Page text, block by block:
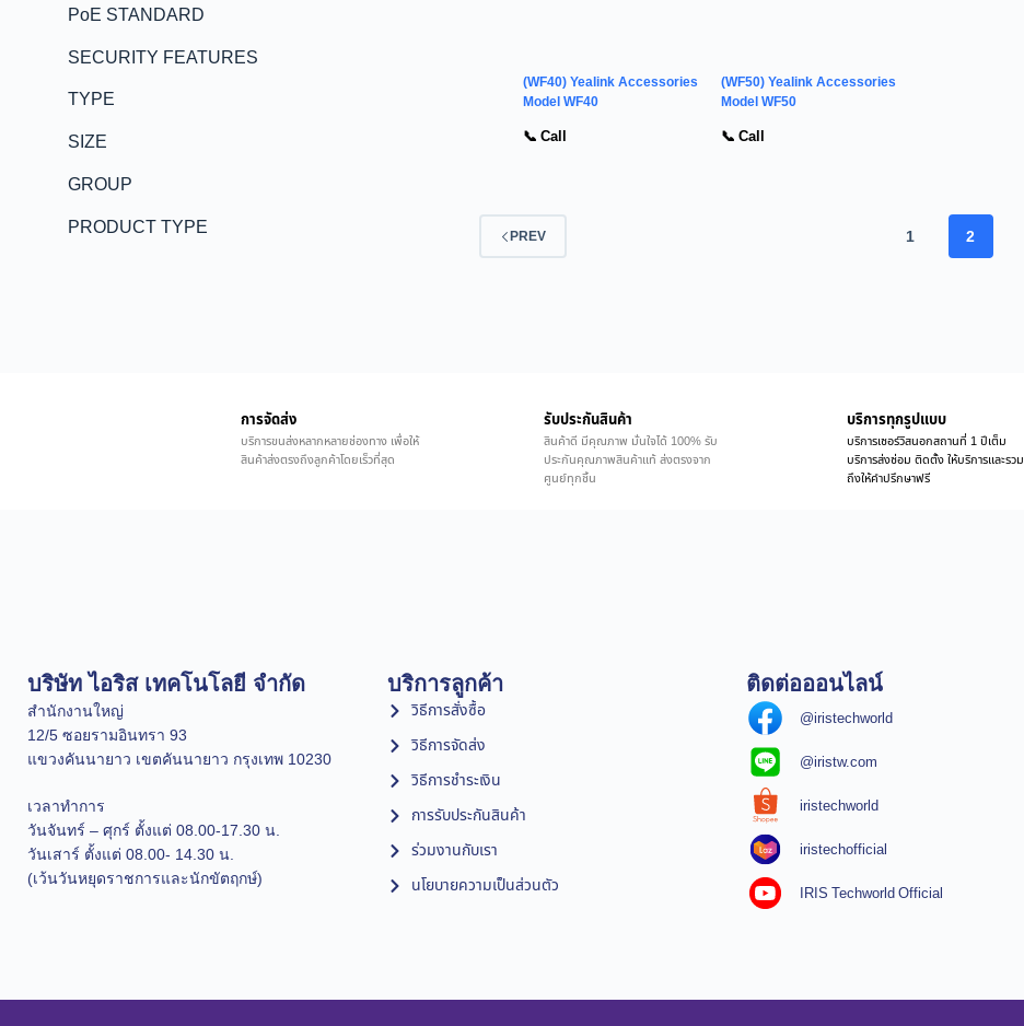
PoE STANDARD
SECURITY FEATURES
TYPE
SIZE
GROUP
PRODUCT TYPE
(WF40) Yealink Accessories
Model WF40
📞 Call
(WF50) Yealink Accessories
Model WF50
📞 Call
PREV 1 2
การจัดส่ง
บริการขนส่งหลากหลายช่องทาง เพื่อให้
สินค้าส่งตรงถึงลูกค้าโดยเร็วที่สุด
รับประกันสินค้า
สินค้าดี มีคุณภาพ มั่นใจได้ 100% รับ
ประกันคุณภาพสินค้าแท้ ส่งตรงจาก
ศูนย์ทุกชิ้น
บริการทุกรูปแบบ
บริการเซอร์วิสนอกสถานที่ 1 ปีเต็ม
บริการส่งซ่อม ติดตั้ง ให้บริการและรวม
ถึงให้คำปรึกษาฟรี
บริษัท ไอริส เทคโนโลยี จำกัด
สำนักงานใหญ่
12/5 ซอยรามอินทรา 93
แขวงคันนายาว เขตคันนายาว กรุงเทพ 10230
เวลาทำการ
วันจันทร์ – ศุกร์ ตั้งแต่ 08.00-17.30 น.
วันเสาร์ ตั้งแต่ 08.00- 14.30 น.
(เว้นวันหยุดราชการและนักขัตฤกษ์)
บริการลูกค้า
วิธีการสั่งซื้อ
วิธีการจัดส่ง
วิธีการชำระเงิน
การรับประกันสินค้า
ร่วมงานกับเรา
นโยบายความเป็นส่วนตัว
ติดต่อออนไลน์
@iristechworld
@iristw.com
iristechworld
iristechofficial
IRIS Techworld Official